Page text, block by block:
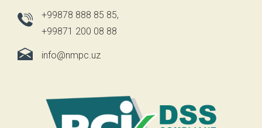
+99878 888 85 85,
+99871 200 08 88
info@nmpc.uz